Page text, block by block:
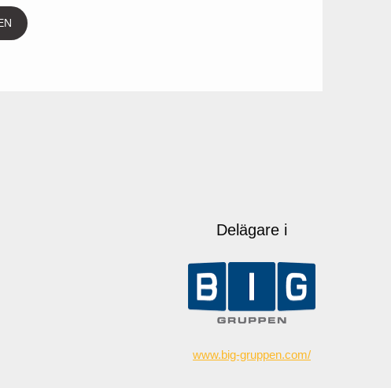
Delägare i
www.big-gruppen.com/